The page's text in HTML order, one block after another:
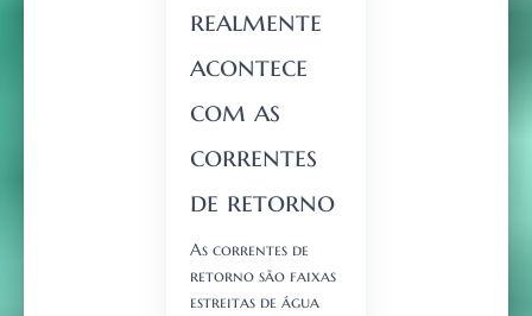
realmente
acontece
com as
correntes
de retorno
As correntes de
retorno são faixas
estreitas de água